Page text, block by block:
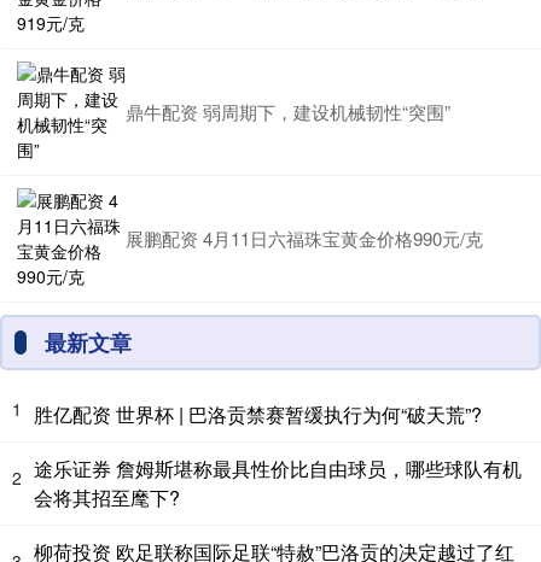
鼎牛配资 弱周期下，建设机械韧性“突围”
展鹏配资 4月11日六福珠宝黄金价格990元/克
最新文章
1 胜亿配资 世界杯 | 巴洛贡禁赛暂缓执行为何“破天荒”?
2 途乐证券 詹姆斯堪称最具性价比自由球员，哪些球队有机
会将其招至麾下?
柳荷投资 欧足联称国际足联“特赦”巴洛贡的决定越过了红